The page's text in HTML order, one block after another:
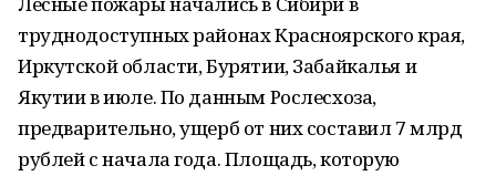
труднодоступных районах Красноярского края,
Иркутской области, Бурятии, Забайкалья и
Якутии в июле. По данным Рослесхоза,
предварительно, ущерб от них составил 7 млрд
рублей с начала года. Площадь, которую